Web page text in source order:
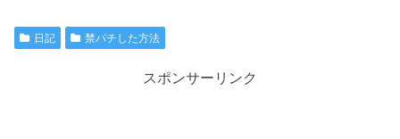
日記 禁パチした方法
スポンサーリンク